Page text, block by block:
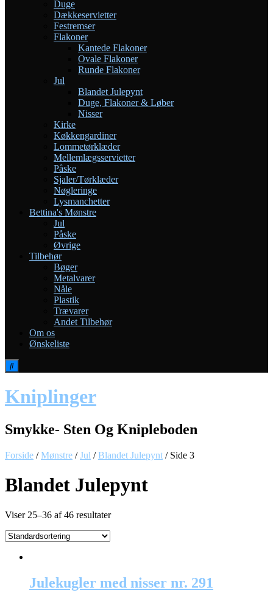
Duge
Dækkeservietter
Festremser
Flakoner
Kantede Flakoner
Ovale Flakoner
Runde Flakoner
Jul
Blandet Julepynt
Duge, Flakoner & Løber
Nisser
Kirke
Køkkengardiner
Lommetørklæder
Mellemlægsservietter
Påske
Sjaler/Tørklæder
Nøgleringe
Lysmanchetter
Bettina's Mønstre
Jul
Påske
Øvrige
Tilbehør
Bøger
Metalvarer
Nåle
Plastik
Trævarer
Andet Tilbehør
Om os
Ønskeliste
Kniplinger
Smykke- Sten Og Knipleboden
Forside /Mønstre /Jul /Blandet Julepynt / Side 3
Blandet Julepynt
Viser 25–36 af 46 resultater
Julekugler med nisser nr. 291